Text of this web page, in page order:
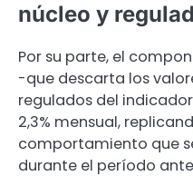
núcleo y
Por su parte, el
-que descarta los
regulados del
2,3% mensual,
comportamiento que
durante el período